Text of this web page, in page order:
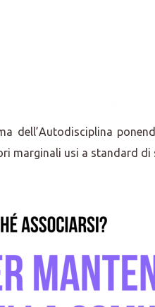
dell’Autodisciplina
marginali usi a standard